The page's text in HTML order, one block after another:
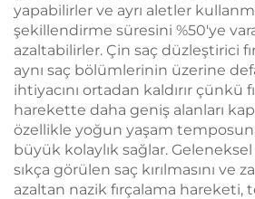
yapabilirler ve ayrı aletler
şekillendirme süresini %50'ye
azaltabilirler. Çin saç düzleştirici
aynı saç bölümlerinin üzerine
ihtiyacını ortadan kaldırır çünkü
harekette daha geniş alanları
özellikle yoğun yaşam
büyük kolaylık sağlar.
sıkça görülen saç kırılmasını ve
azaltan nazik fırçalama hareketi,